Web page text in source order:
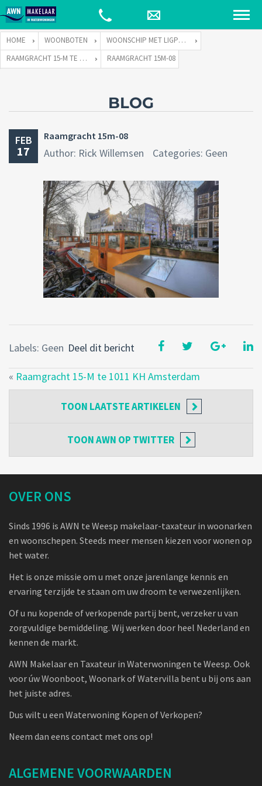
HOME WOONBOTEN
WOONSCHIP MET LIGPLAATS
RAAMGRACHT 15-M TE 1011 KH AMSTERDAM
RAAMGRACHT 15M-08
BLOG
FEB
17
Raamgracht 15m-08
Author: Rick Willemsen Categories: Geen
Deel dit bericht
Labels: Geen
« Raamgracht 15-M te 1011 KH Amsterdam
TOON LAATSTE ARTIKELEN
TOONAWN OP TWITTER
OVER ONS
Sinds 1996 is AWN te Weesp makelaar-taxateur in woonarken
en woonschepen. Steeds meer mensen kiezen voor wonen op
het water.
Het is onze missie om u met onze jarenlange kennis en
ervaring terzijde te staan om uw droom te verwezenlijken.
Of u nu kopende of verkopende partij bent, verzeker u van
zorgvuldige bemiddeling. Wij werken door heel Nederland en
kennen de markt.
AWN Makelaar en Taxateur in Waterwoningen te Weesp. Ook
voor úw Woonboot, Woonark of Watervilla bent u bij ons aan
het juiste adres.
Dus wilt u een Waterwoning Kopen of Verkopen?
Neem dan eens contact met ons op!
ALGEMENE VOORWAARDEN